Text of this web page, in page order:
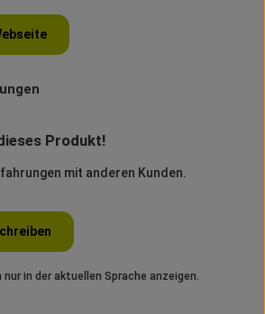
von 0 von 5 Sternen
Produkt!
mit anderen Kunden.
in der aktuellen Sprache anzeigen.